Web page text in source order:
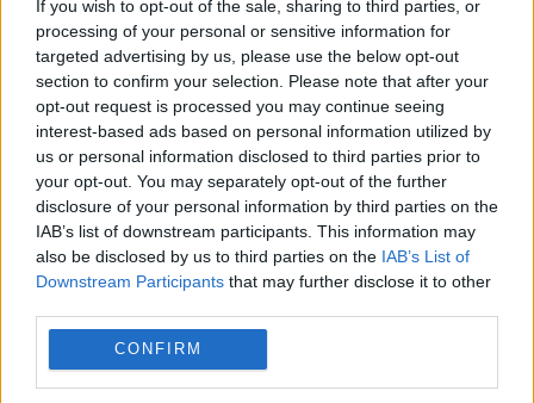
If you wish to opt-out of the sale, sharing to third parties, or
processing of your personal or sensitive information for
targeted advertising by us, please use the below opt-out
section to confirm your selection. Please note that after your
opt-out request is processed you may continue seeing
interest-based ads based on personal information utilized by
us or personal information disclosed to third parties prior to
your opt-out. You may separately opt-out of the further
disclosure of your personal information by third parties on the
IAB’s list of downstream participants. This information may
also be disclosed by us to third parties on the IAB’s List of
Downstream Participants that may further disclose it to other
CONFIRM
φορείς, το οποίο δεν έχει αξιοποιηθεί. Η απόδοση
των repos για τους φορείς προσεγγίζει το 3%.
Στο «παρά πέντε» της συνολικής συμφωνίας για
χρέος αναμένεται να ολοκληρωθούν οι αλλαγές
στο Δημόσιο. .Αυτό εξηγεί και το άγχος του υπ.
Οικονομικών Ευκλείδη Τσακαλώτου όταν μιλούσε
για θέματα που μπορεί να καθυστερήσουν την
τέταρτη αξιολόγηση.
Μετ’ εμποδίων και η από-πολιτικοποίηση του
Δημοσίου με το διορισμό ανεξάρτητων γενικών
γραμματέων και το διορισμό νέων γενικών
διευθυντών. Οι αιτήσεις φτάνουν περίπου τις